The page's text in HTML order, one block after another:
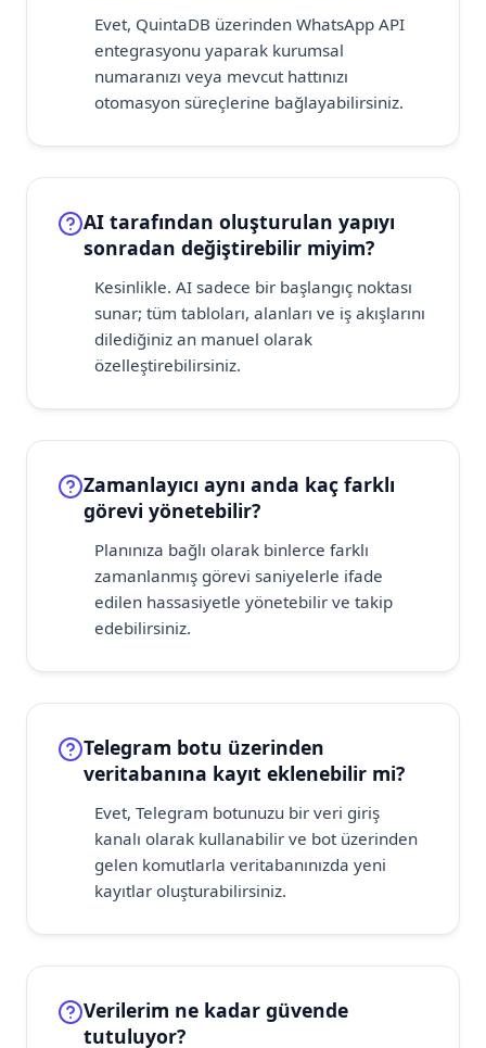
Evet, QuintaDB üzerinden WhatsApp API
entegrasyonu yaparak kurumsal
numaranızı veya mevcut hattınızı
otomasyon süreçlerine bağlayabilirsiniz.
AI tarafından oluşturulan yapıyı
sonradan değiştirebilir miyim?
Kesinlikle. AI sadece bir başlangıç noktası
sunar; tüm tabloları, alanları ve iş akışlarını
dilediğiniz an manuel olarak
özelleştirebilirsiniz.
Zamanlayıcı aynı anda kaç farklı
görevi yönetebilir?
Planınıza bağlı olarak binlerce farklı
zamanlanmış görevi saniyelerle ifade
edilen hassasiyetle yönetebilir ve takip
edebilirsiniz.
Telegram botu üzerinden
veritabanına kayıt eklenebilir mi?
Evet, Telegram botunuzu bir veri giriş
kanalı olarak kullanabilir ve bot üzerinden
gelen komutlarla veritabanınızda yeni
kayıtlar oluşturabilirsiniz.
Verilerim ne kadar güvende
tutuluyor?